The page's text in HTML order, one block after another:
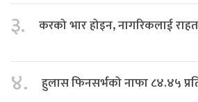
३. करको भार होइन, नागरिकलाई
४. हुलास फिनसर्भको नाफा ८४.४५